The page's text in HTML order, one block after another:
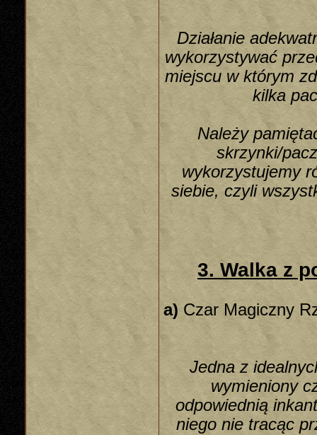
Działanie
wykorzystywać
miejscu w którym
kilka
Należy
skrzynki/
wykorzystujemy
siebie, czyli
3. Walka z
a) Czar Magiczny
Jedna z
wymieniony
odpowiednią
niego nie tracąc